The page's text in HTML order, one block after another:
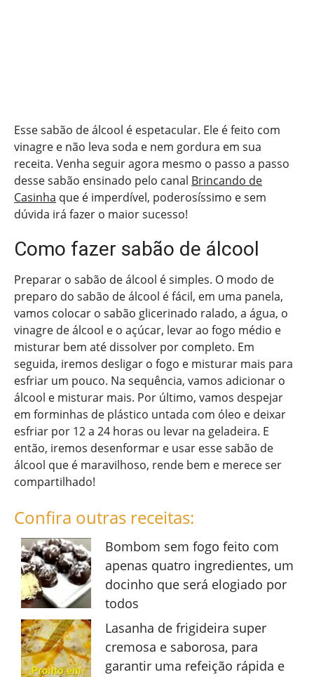
Esse sabão de álcool é espetacular. Ele é feito com
vinagre e não leva soda e nem gordura em sua
receita. Venha seguir agora mesmo o passo a passo
desse sabão ensinado pelo canal Brincando de
Casinha que é imperdível, poderosíssimo e sem
dúvida irá fazer o maior sucesso!
Como fazer sabão de álcool
Preparar o sabão de álcool é simples. O modo de
preparo do sabão de álcool é fácil, em uma panela,
vamos colocar o sabão glicerinado ralado, a água, o
vinagre de álcool e o açúcar, levar ao fogo médio e
misturar bem até dissolver por completo. Em
seguida, iremos desligar o fogo e misturar mais para
esfriar um pouco. Na sequência, vamos adicionar o
álcool e misturar mais. Por último, vamos despejar
em forminhas de plástico untada com óleo e deixar
esfriar por 12 a 24 horas ou levar na geladeira. E
então, iremos desenformar e usar esse sabão de
álcool que é maravilhoso, rende bem e merece ser
compartilhado!
Confira outras receitas:
Bombom sem fogo feito com
apenas quatro ingredientes, um
docinho que será elogiado por
todos
Lasanha de frigideira super
cremosa e saborosa, para
garantir uma refeição rápida e